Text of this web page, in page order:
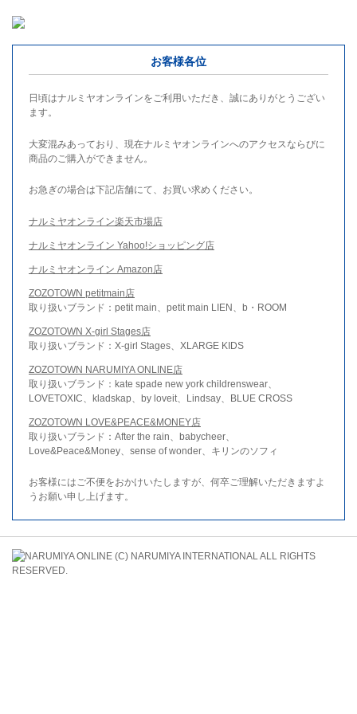
お客様各位
日頃はナルミヤオンラインをご利用いただき、誠にありがとうござい
ます。
大変混みあっており、現在ナルミヤオンラインへのアクセスならびに
商品のご購入ができません。
お急ぎの場合は下記店舗にて、お買い求めください。
ナルミヤオンライン楽天市場店
ナルミヤオンライン Yahoo!ショッピング店
ナルミヤオンライン Amazon店
ZOZOTOWN petitmain店
取り扱いブランド：petit main、petit main LIEN、b・ROOM
ZOZOTOWN X-girl Stages店
取り扱いブランド：X-girl Stages、XLARGE KIDS
ZOZOTOWN NARUMIYA ONLINE店
取り扱いブランド：kate spade new york childrenswear、
LOVETOXIC、kladskap、by loveit、Lindsay、BLUE CROSS
ZOZOTOWN LOVE&PEACE&MONEY店
取り扱いブランド：After the rain、babycheer、
Love&Peace&Money、sense of wonder、キリンのソフィ
お客様にはご不便をおかけいたしますが、何卒ご理解いただきますよ
うお願い申し上げます。